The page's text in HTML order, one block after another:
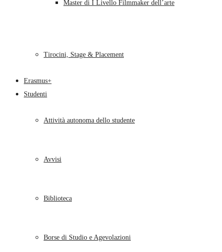
Master di I Livello Filmmaker dell’arte
Tirocini, Stage & Placement
Erasmus+
Studenti
Attività autonoma dello studente
Avvisi
Biblioteca
Borse di Studio e Agevolazioni